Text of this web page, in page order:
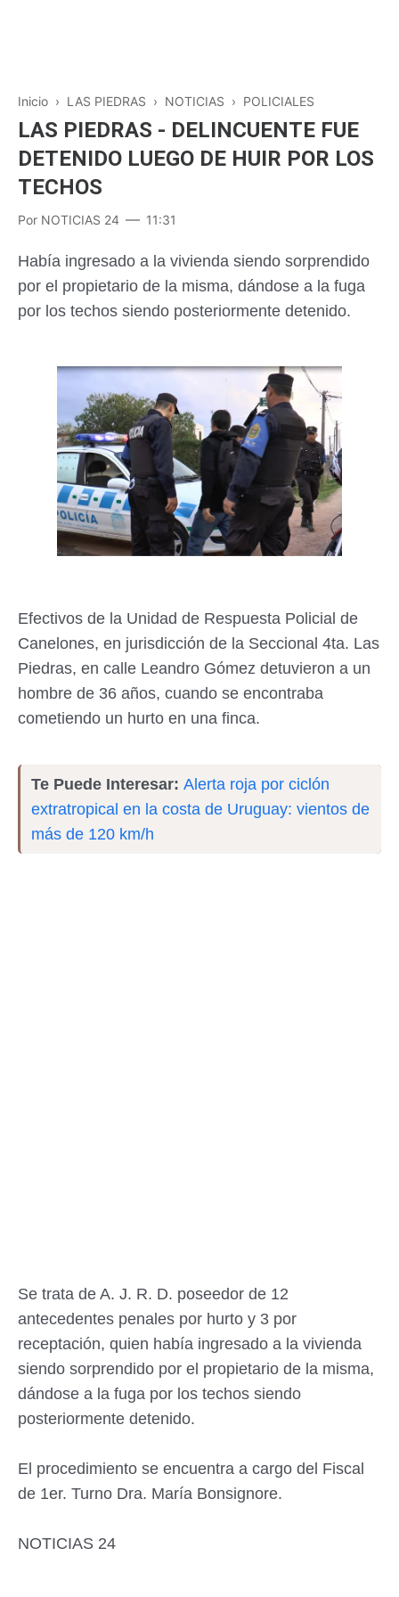
Inicio › LAS PIEDRAS › NOTICIAS › POLICIALES
LAS PIEDRAS - DELINCUENTE FUE
DETENIDO LUEGO DE HUIR POR LOS
TECHOS
Por NOTICIAS 24 11:31
Había ingresado a la vivienda siendo sorprendido
por el propietario de la misma, dándose a la fuga
por los techos siendo posteriormente detenido.
Efectivos de la Unidad de Respuesta Policial de
Canelones, en jurisdicción de la Seccional 4ta. Las
Piedras, en calle Leandro Gómez detuvieron a un
hombre de 36 años, cuando se encontraba
cometiendo un hurto en una finca.
Te Puede Interesar: Alerta roja por ciclón
extratropical en la costa de Uruguay: vientos de
más de 120 km/h
Se trata de A. J. R. D. poseedor de 12
antecedentes penales por hurto y 3 por
receptación, quien había ingresado a la vivienda
siendo sorprendido por el propietario de la misma,
dándose a la fuga por los techos siendo
posteriormente detenido.
El procedimiento se encuentra a cargo del Fiscal
de 1er. Turno Dra. María Bonsignore.
NOTICIAS 24